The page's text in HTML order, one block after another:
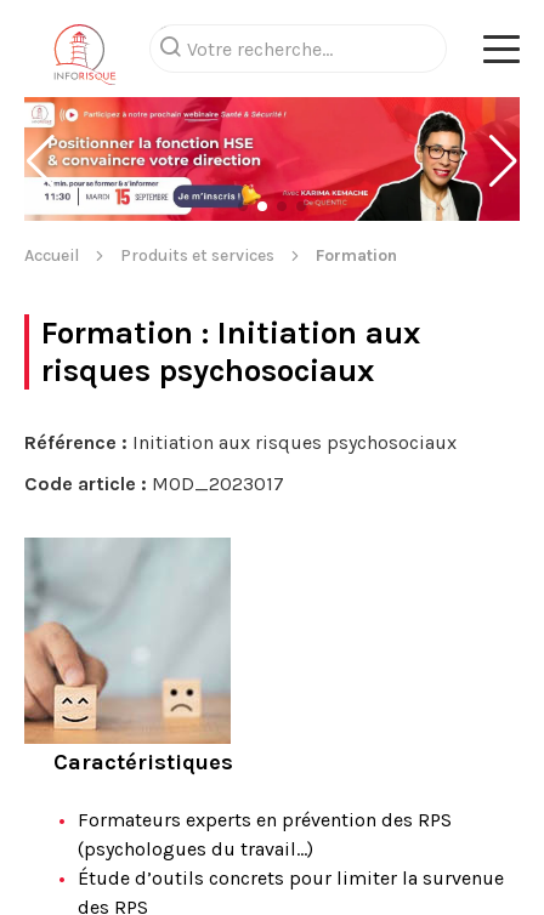
Accueil Produits et services Formation
Formation : Initiation aux
risques psychosociaux
Référence : Initiation aux risques psychosociaux
Code article : MOD_2023017
Caractéristiques
Formateurs experts en prévention des RPS
(psychologues du travail...)
Étude d’outils concrets pour limiter la survenue
des RPS